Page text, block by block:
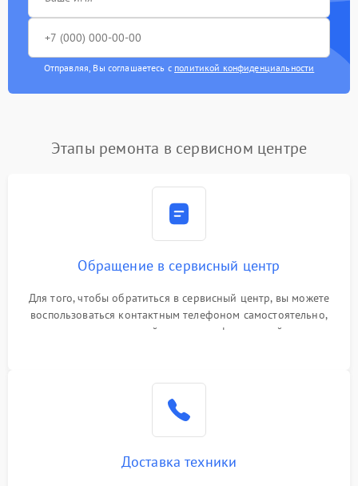
Отправляя, Вы соглашаетесь с политикой конфиденциальности
Этапы ремонта в сервисном центре
Обращение в сервисный центр
Для того, чтобы обратиться в сервисный центр, вы можете
воспользоваться контактным телефоном самостоятельно,
или оставить свой номер телефона на сайте
Доставка техники